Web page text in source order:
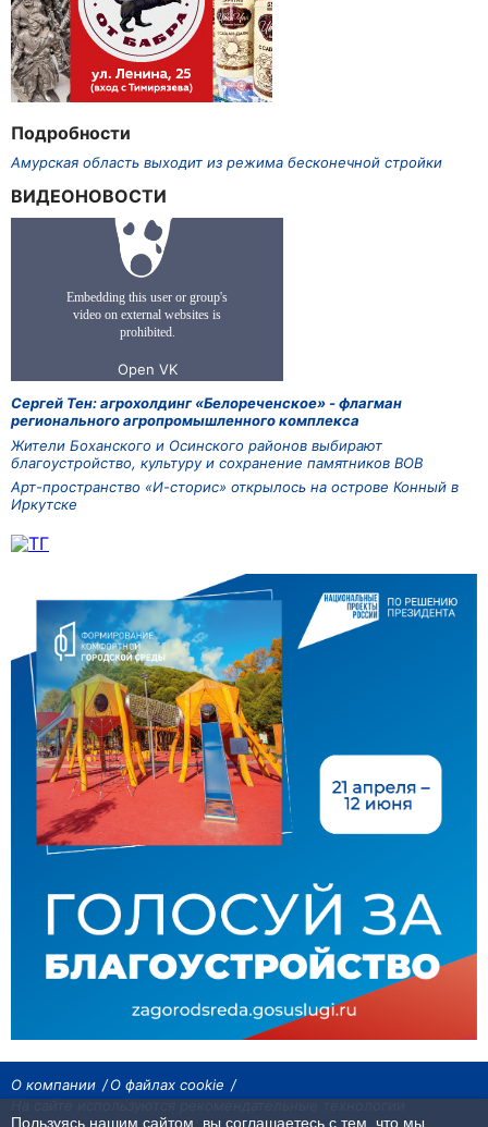
Подробности
Амурская область выходит из режима бесконечной стройки
ВИДЕОНОВОСТИ
Сергей Тен: агрохолдинг «Белореченское» - флагман
регионального агропромышленного комплекса
Жители Боханского и Осинского районов выбирают
благоустройство, культуру и сохранение памятников ВОВ
Арт-пространство «И-сторис» открылось на острове Конный в
Иркутске
О компании
О файлах cookie
Пользуясь нашим сайтом, вы соглашаетесь с тем, что мы